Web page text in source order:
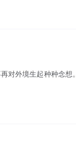
外境生起种种念想。